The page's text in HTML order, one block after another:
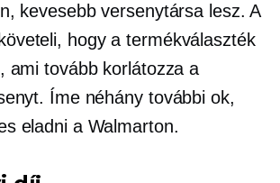
kevesebb versenytársa lesz. A
hogy a termékválaszték
ami tovább korlátozza a
Íme néhány további ok,
eladni a Walmarton.